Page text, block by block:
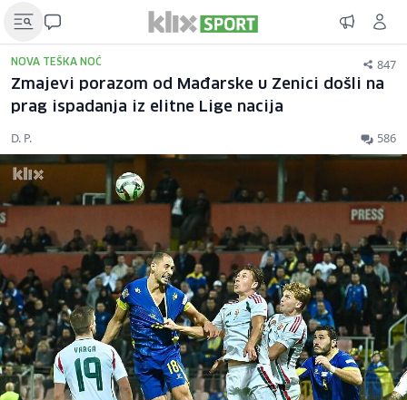
NOVA TEŠKA NOĆ 847
Zmajevi porazom od Mađarske u Zenici došli na
prag ispadanja iz elitne Lige nacija
D. P. 586